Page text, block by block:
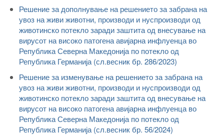
Решение за дополнување на решението за забрана на
увоз на живи животни, производи и нуспроизводи од
животинско потекло заради заштита од внесување на
вирусот на високо патогена авијарна инфлуенца во
Република Северна Македонија по потекло од
Република Германија (сл.весник бр. 286/2023)
Решение за изменување на решението за забрана на
увоз на живи животни, производи и нуспроизводи од
животинско потекло заради заштита од внесување на
вирусот на високо патогена авијарна инфлуенца во
Република Северна Македонија по потекло од
Република Германија (сл.весник бр. 56/2024)